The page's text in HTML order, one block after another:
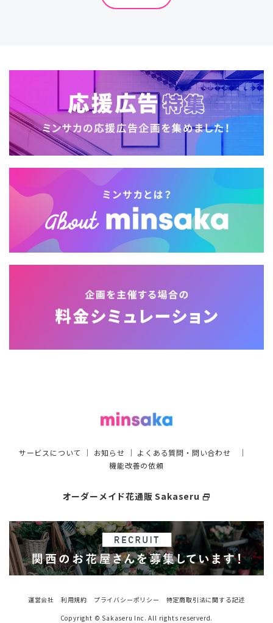
サービスについて ｜ お知らせ ｜ よくある質問・問い合わせ ｜
機能改善の依頼
オーダーメイド花通販 Sakaseru select_window
運営会社 利用規約 プライバシーポリシー
特定商取引法に関する記述
Copyright © Sakaseru Inc. All rights reserverd.